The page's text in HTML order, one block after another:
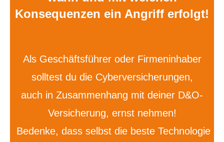
Konsequenzen ein Angriff erfolgt!
Als Geschäftsführer oder Firmeninhaber
solltest du die Cyberversicherungen,
auch in Zusammenhang mit deiner D&O-
Versicherung, ernst nehmen!
Bedenke, dass selbst die beste Technologie